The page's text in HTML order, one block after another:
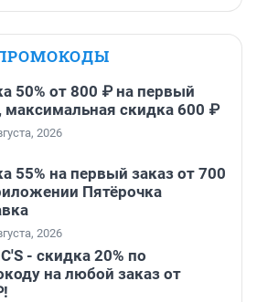
50% от 800 ₽ на первый
максимальная скидка 600 ₽
2026
55% на первый заказ от 700
Пятёрочка
2026
- скидка 20% по
на любой заказ от